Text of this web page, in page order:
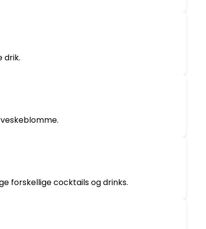
drik.
forskellige cocktails og drinks.